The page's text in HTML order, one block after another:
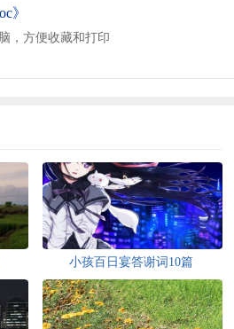
》
，方便收藏和打印
小孩百日宴答谢词10篇